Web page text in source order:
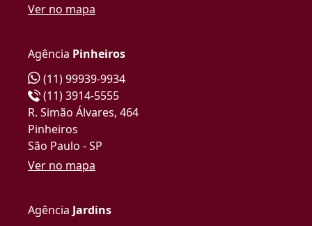
Ver no mapa
Agência Pinheiros
(11) 99939-9934
(11) 3914-5555
R. Simão Álvares, 464
Pinheiros
São Paulo - SP
Ver no mapa
Agência Jardins